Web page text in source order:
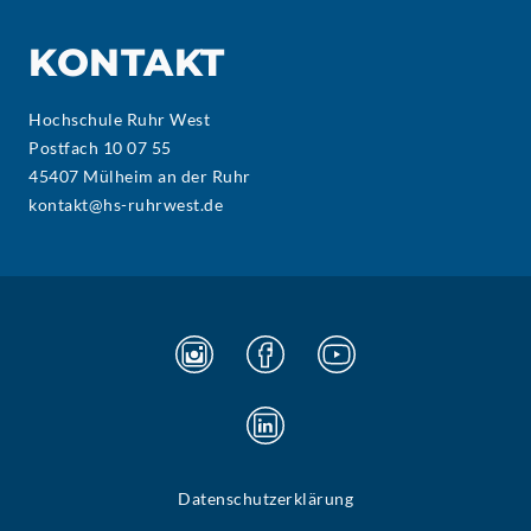
KONTAKT
Hochschule Ruhr West
Postfach 10 07 55
45407 Mülheim an der Ruhr
kontakt@hs-ruhrwest.de
Datenschutzerklärung